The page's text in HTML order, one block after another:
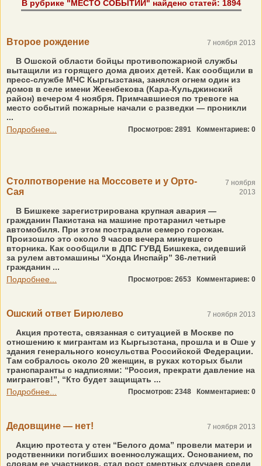
В рубрике "МЕСТО СОБЫТИЙ" найдено статей: 1894
Второе рождение 7 ноября 2013
В Ошской области бойцы противопожарной службы
вытащили из горящего дома двоих детей. Как сообщили в
пресс-службе МЧС Кыргызстана, занялся огнем один из
домов в селе имени Жеенбекова (Кара-Кульджинский
район) вечером 4 ноября. Примчавшиеся по тревоге на
место событий пожарные начали с разведки — проникли
...
Подробнее...
Просмотров: 2891 Комментариев: 0
Столпотворение на Моссовете и у Орто-
Сая
7 ноября
2013
В Бишкеке зарегистрирована крупная авария —
гражданин Пакистана на машине протаранил четыре
автомобиля. При этом пострадали семеро горожан.
Произошло это около 9 часов вечера минувшего
вторника. Как сообщили в ДПС ГУВД Бишкека, сидевший
за рулем автомашины “Хонда Инспайр” 36-летний
гражданин ...
Подробнее...
Просмотров: 2653 Комментариев: 0
Ошский ответ Бирюлево 7 ноября 2013
Акция протеста, связанная с ситуацией в Москве по
отношению к мигрантам из Кыргызстана, прошла и в Оше у
здания генерального консульства Российской Федерации.
Там собралось около 20 женщин, в руках которых были
транспаранты с надписями: “Россия, прекрати давление на
мигрантов!”, “Кто будет защищать ...
Подробнее...
Просмотров: 2348 Комментариев: 0
Дедовщине — нет! 7 ноября 2013
Акцию протеста у стен “Белого дома” провели матери и
родственники погибших военнослужащих. Основанием, по
словам ее участников, стал рост смертных случаев среди